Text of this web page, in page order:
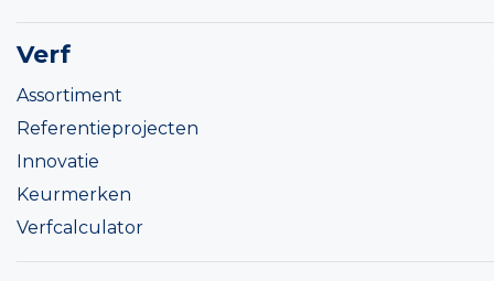
Verf
Assortiment
Referentieprojecten
Innovatie
Keurmerken
Verfcalculator